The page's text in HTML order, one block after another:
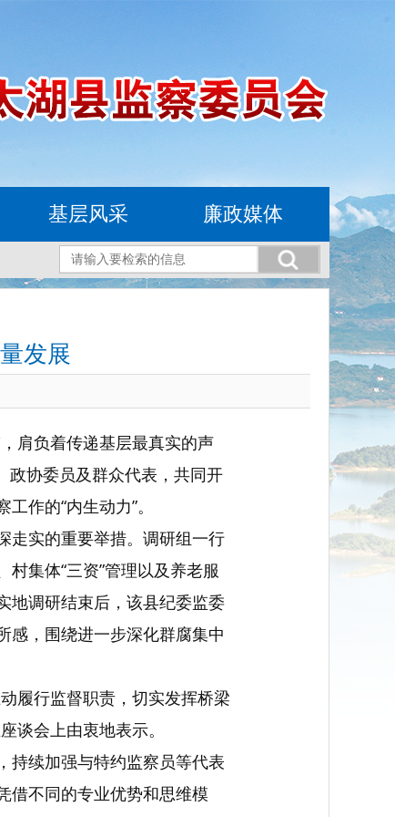
基层风采 廉政媒体
发展
肩负着传递基层最真实的声
政协委员及群众代表，共同开
作的“内生动力”。
走实的重要举措。调研组一行
集体“三资”管理以及养老服
地调研结束后，该县纪委监委
感，围绕进一步深化群腐集中
履行监督职责，切实发挥桥梁
谈会上由衷地表示。
持续加强与特约监察员等代表
借不同的专业优势和思维模